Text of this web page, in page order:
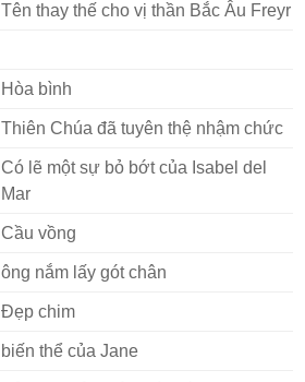
Tên thay thế cho vị thần Bắc Âu Freyr
Hòa bình
Thiên Chúa đã tuyên thệ nhậm chức
Có lẽ một sự bỏ bớt của Isabel del
Mar
Cầu vồng
ông nắm lấy gót chân
Đẹp chim
biến thể của Jane